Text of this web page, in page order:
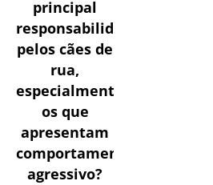
principal
responsabilidade
pelos cães de
rua,
especialmente
os que
apresentam
comportamento
agressivo?